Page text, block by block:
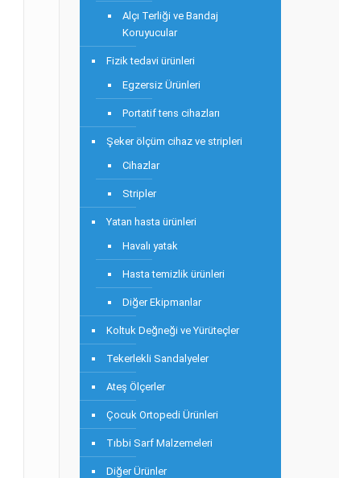
Alçı Terliği ve Bandaj
Koruyucular
Fizik tedavi ürünleri
Egzersiz Ürünleri
Portatif tens cihazları
Şeker ölçüm cihaz ve stripleri
Cihazlar
Stripler
Yatan hasta ürünleri
Havalı yatak
Hasta temizlik ürünleri
Diğer Ekipmanlar
Koltuk Değneği ve Yürüteçler
Tekerlekli Sandalyeler
Ateş Ölçerler
Çocuk Ortopedi Ürünleri
Tıbbi Sarf Malzemeleri
Diğer Ürünler